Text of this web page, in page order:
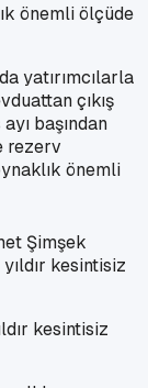
önemli ölçüde
yatırımcılarla
çıkış
başından
rezerv
önemli
Şimşek
kesintisiz